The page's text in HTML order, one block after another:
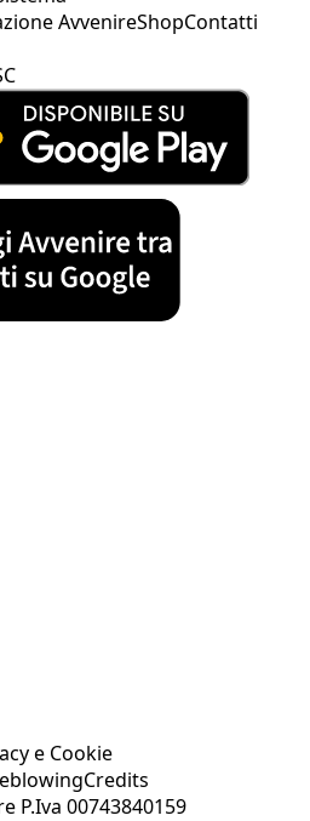
AvvenireShopContatti
e Cookie
Credits
P.Iva 00743840159